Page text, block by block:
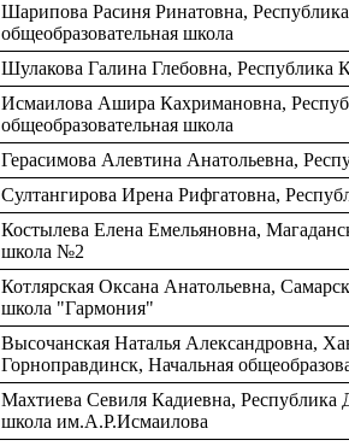
Шарипова Расиня Ринатовна,
общеобразовательная школа
Шулакова Галина Глебовна,
Исмаилова Ашира Кахримановна,
общеобразовательная школа
Герасимова Алевтина Анатольевна,
Султангирова Ирена Рифгатовна,
Костылева Елена Емельяновна,
школа №2
Котлярская Оксана Анатольевна,
школа "Гармония"
Высочанская Наталья Александровна,
Горноправдинск, Начальная
Махтиева Севиля Кадиевна, Республика
школа им.А.Р.Исмаилова